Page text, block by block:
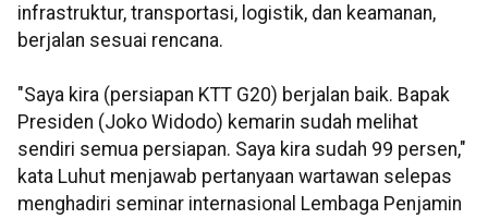
infrastruktur, transportasi, logistik, dan keamanan,
berjalan sesuai rencana.
"Saya kira (persiapan KTT G20) berjalan baik. Bapak
Presiden (Joko Widodo) kemarin sudah melihat
sendiri semua persiapan. Saya kira sudah 99 persen,"
kata Luhut menjawab pertanyaan wartawan selepas
menghadiri seminar internasional Lembaga Penjamin